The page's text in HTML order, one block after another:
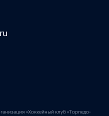
«Хоккейный клуб «Торпедо-